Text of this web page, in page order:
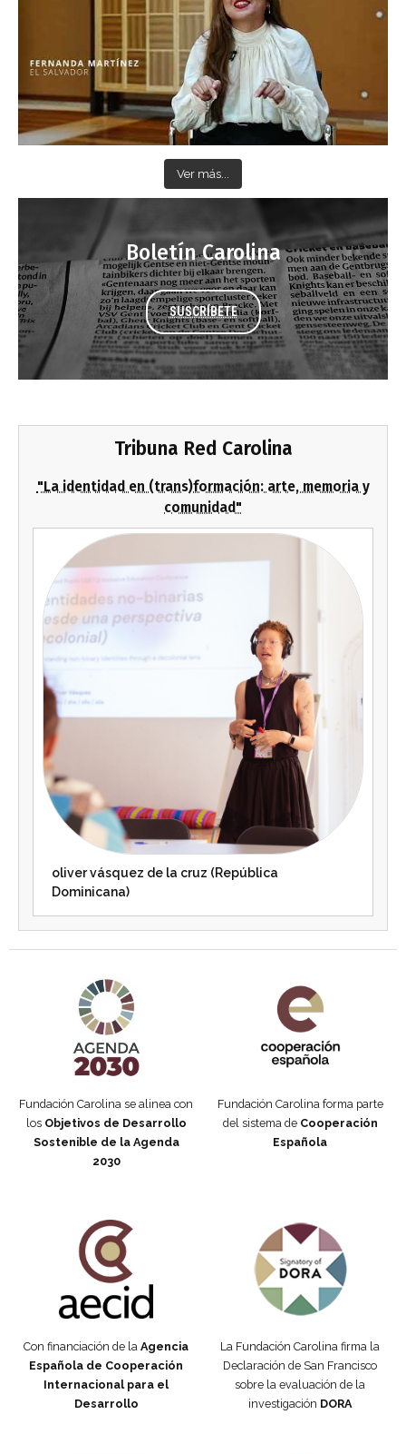
Ver más...
Boletín Carolina
SUSCRÍBETE
Tribuna Red Carolina
"La identidad en (trans)formación: arte, memoria y
comunidad"
oliver vásquez de la cruz (República
Dominicana)
Fundación Carolina se alinea con
los Objetivos de Desarrollo
Sostenible de la Agenda
2030
Fundación Carolina forma parte
del sistema de Cooperación
Española
Con financiación de la Agencia
Española de Cooperación
Internacional para el
Desarrollo
La Fundación Carolina firma la
Declaración de San Francisco
sobre la evaluación de la
investigación DORA